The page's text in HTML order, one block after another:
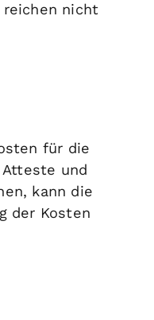
reichen nicht
für die
und
kann die
der Kosten